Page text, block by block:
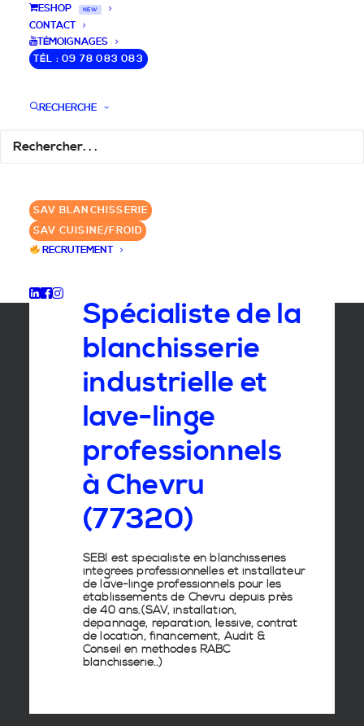
ESHOP NEW
CONTACT
TÉMOIGNAGES
TÉL : 09 78 083 083
RECHERCHE
SAV BLANCHISSERIE
SAV CUISINE/FROID
RECRUTEMENT
DEVIS / CONSEILS /
QUESTIONS
votre projet de blanchisserie intégrée!
✆ 09 78 083 083
Spécialiste de la
blanchisserie
industrielle et
lave-linge
professionnels
à Chevru
(77320)
SEBI est spécialiste en blanchisseries
intégrées professionnellesetinstallateur
de lave-lingeprofessionnels pour les
établissements de Chevru depuis près
de 40 ans.(SAV, installation,
dépannage, réparation, lessive, contrat
de location, financement, Audit &
Conseil en méthodes RABC
blanchisserie..)